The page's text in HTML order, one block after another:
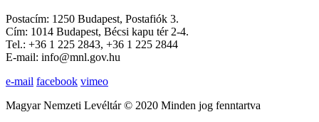
Postacím: 1250 Budapest, Postafiók 3.
Cím: 1014 Budapest, Bécsi kapu tér 2-4.
Tel.: +36 1 225 2843, +36 1 225 2844
E-mail: info@mnl.gov.hu
e-mail facebook vimeo
Magyar Nemzeti Levéltár © 2020 Minden jog fenntartva